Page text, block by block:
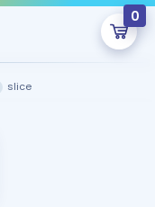
0
onlarca eğitim seni
slice